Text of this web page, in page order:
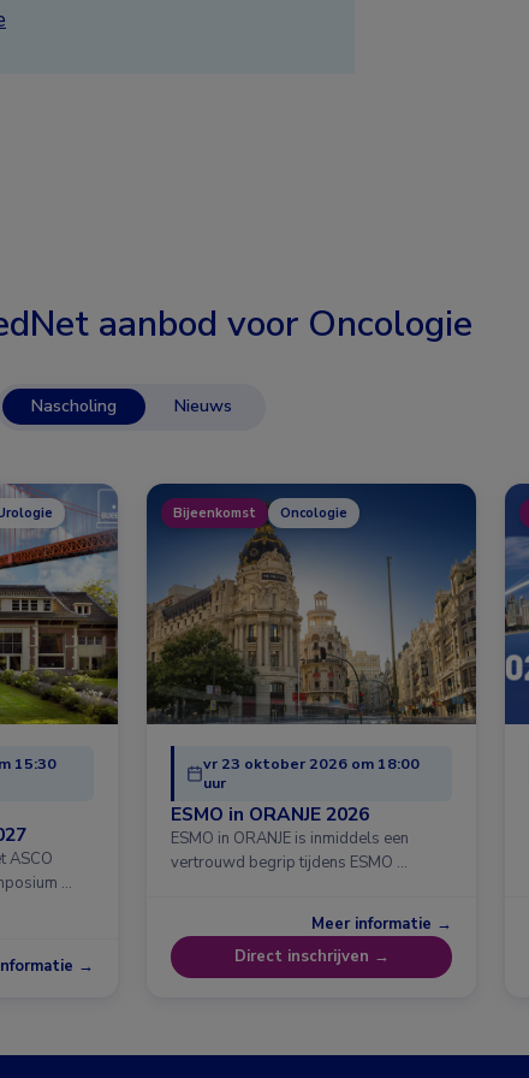
aanbod voor Oncologie
Nascholing Nieuws
15:30
ASCO
…
→
Bijeenkomst Oncologie
vr 23 oktober 2026 om 18:00
uur
ESMO in ORANJE 2026
ESMO in ORANJE is inmiddels een
vertrouwd begrip tijdens ESMO …
Meer informatie →
Direct inschrijven →